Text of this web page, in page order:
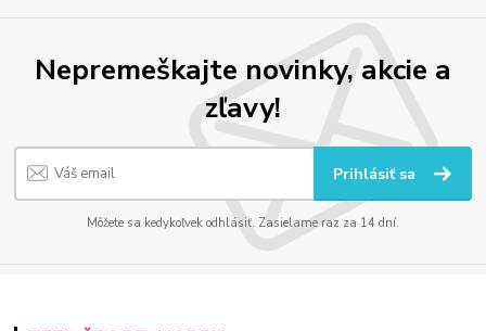
Nepremeškajte novinky, akcie a
zľavy!
Prihlásiť sa
Môžete sa kedykoľvek odhlásiť. Zasielame raz za 14 dní.